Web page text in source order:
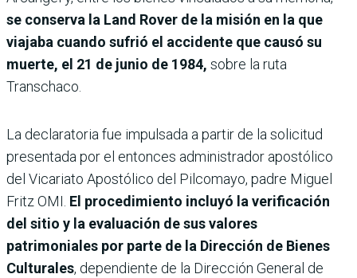
se conserva la Land Rover de la misión en la que
viajaba cuando sufrió el accidente que causó su
muerte, el 21 de junio de 1984, sobre la ruta
Transchaco.
La declaratoria fue impulsada a partir de la solicitud
presentada por el entonces administrador apostólico
del Vicariato Apostólico del Pilcomayo, padre Miguel
Fritz OMI. El procedimiento incluyó la verificación
del sitio y la evaluación de sus valores
patrimoniales por parte de la Dirección de Bienes
Culturales, dependiente de la Dirección General de